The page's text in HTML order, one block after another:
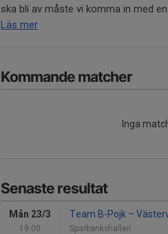
ska bli av måste vi komma in med
Läs mer
Kommande matcher
Inga
Senaste resultat
Mån 23/3
19:00
Team B-Pojk –
Sparbankshallen